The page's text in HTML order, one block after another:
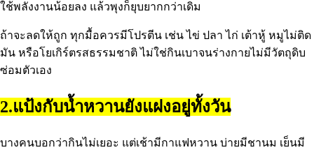
ใช้พลังงานน้อยลง แล้วพุงก็ยุบยากกว่าเดิม
ถ้าจะลดให้ถูก ทุกมื้อควรมีโปรตีน เช่น ไข่ ปลา ไก่ เต้าหู้ หมูไม่ติด
มัน หรือโยเกิร์ตรสธรรมชาติ ไม่ใช่กินเบาจนร่างกายไม่มีวัตถุดิบ
ซ่อมตัวเอง
2.แป้งกับน้ำหวานยังแฝงอยู่ทั้งวัน
บางคนบอกว่ากินไม่เยอะ แต่เช้ามีกาแฟหวาน บ่ายมีชานม เย็นมี